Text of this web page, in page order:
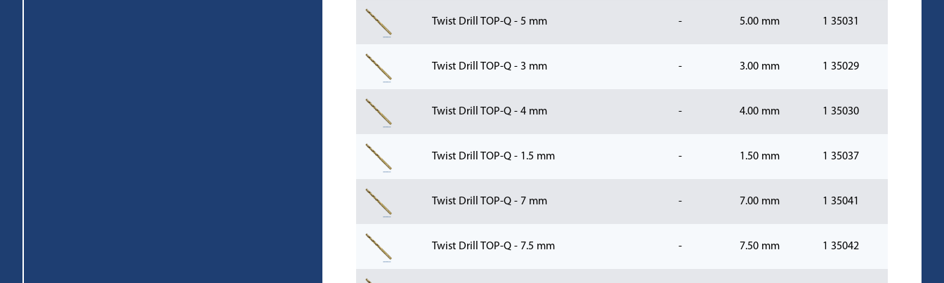
Twist Drill TOP-Q - 5 mm - 5.00 mm 1 35031
Twist Drill TOP-Q - 3 mm - 3.00 mm 1 35029
Twist Drill TOP-Q - 4 mm - 4.00 mm 1 35030
Twist Drill TOP-Q - 1.5 mm - 1.50 mm 1 35037
Twist Drill TOP-Q - 7 mm - 7.00 mm 1 35041
Twist Drill TOP-Q - 7.5 mm - 7.50 mm 1 35042